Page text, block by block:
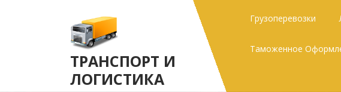
ТРАНСПОРТ И
ЛОГИСТИКА
Грузоперевозки
Таможенное